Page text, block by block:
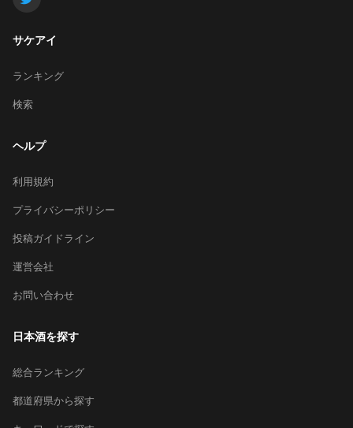
サケアイ
ランキング
検索
ヘルプ
利用規約
プライバシーポリシー
投稿ガイドライン
運営会社
お問い合わせ
日本酒を探す
総合ランキング
都道府県から探す